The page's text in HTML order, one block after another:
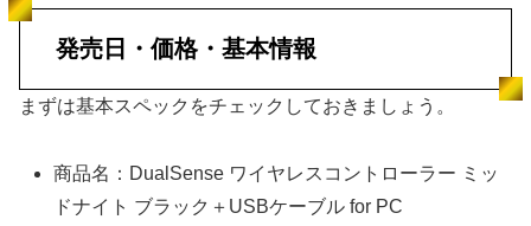
発売日・価格・基本情報
まずは基本スペックをチェックしておきましょう。
商品名：DualSense ワイヤレスコントローラー ミッ
ドナイト ブラック＋USBケーブル for PC